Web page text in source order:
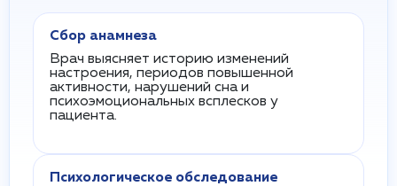
Сбор анамнеза
Врач выясняет историю изменений
настроения, периодов повышенной
активности, нарушений сна и
психоэмоциональных всплесков у
пациента.
Психологическое обследование